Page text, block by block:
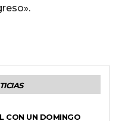
CON UN DOMINGO